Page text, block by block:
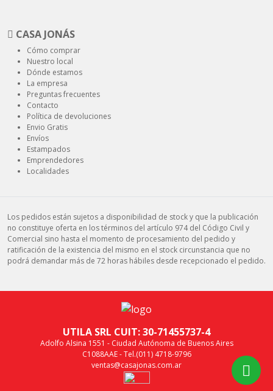
CASA JONÁS
Cómo comprar
Nuestro local
Dónde estamos
La empresa
Preguntas frecuentes
Contacto
Política de devoluciones
Envio Gratis
Envíos
Estampados
Emprendedores
Localidades
Los pedidos están sujetos a disponibilidad de stock y que la publicación
no constituye oferta en los términos del artículo 974 del Código Civil y
Comercial sino hasta el momento de procesamiento del pedido y
ratificación de la existencia del mismo en el stock circunstancia que no
podrá demandar más de 72 horas hábiles desde recepcionado el pedido.
UTILA SRL CUIT: 30-71455737-4
Adolfo Alsina 1551 - Ciudad Autónoma de Buenos Aires
C1088AAE - Tel.(011) 4718-9796
ventas@casajonas.com.ar